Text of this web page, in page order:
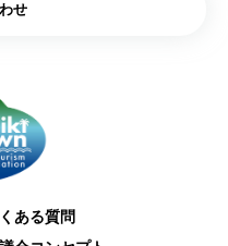
せ
ある質問